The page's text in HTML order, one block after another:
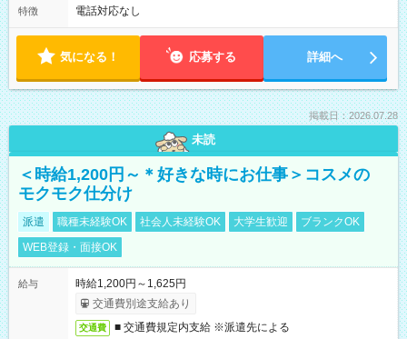
特徴 電話対応なし
気になる！ 応募する 詳細へ
掲載日：2026.07.28
未読
＜時給1,200円～＊好きな時にお仕事＞コスメの
モクモク仕分け
派遣 職種未経験OK 社会人未経験OK 大学生歓迎
ブランクOK
WEB登録・面接OK
給与
時給1,200円～1,625円
交通費別途支給あり
交通費 ■ 交通費規定内支給 ※派遣先による